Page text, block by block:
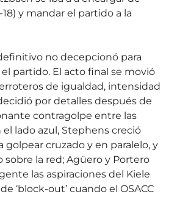
y mandar el partido a la
no decepcionó para
partido. El acto final se movió
de igualdad, intensidad
por detalles después de
contragolpe entre las
lado azul, Stephens creció
golpear cruzado y en paralelo, y
sobre la red; Agüero y Portero
las aspiraciones del Kiele
‘block-out’ cuando el OSACC